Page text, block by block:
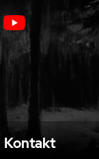
Kontakt